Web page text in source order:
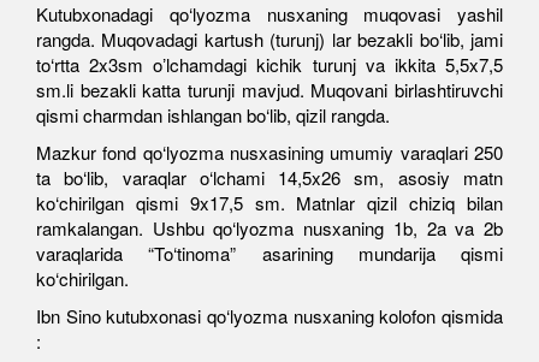
Kutubxonadagi qo‘lyozma nusxaning muqovasi yashil
rangda. Muqovadagi kartush (turunj) lar bezakli bo‘lib, jami
to‘rtta 2x3sm oʼlchamdagi kichik turunj va ikkita 5,5x7,5
sm.li bezakli katta turunji mavjud. Muqovani birlashtiruvchi
qismi charmdan ishlangan bo‘lib, qizil rangda.
Mazkur fond qo‘lyozma nusxasining umumiy varaqlari 250
ta bo‘lib, varaqlar o‘lchami 14,5x26 sm, asosiy matn
ko‘chirilgan qismi 9x17,5 sm. Matnlar qizil chiziq bilan
ramkalangan. Ushbu qo‘lyozma nusxaning 1b, 2a va 2b
varaqlarida “To‘tinoma” asarining mundarija qismi
ko‘chirilgan.
Ibn Sino kutubxonasi qo‘lyozma nusxaning kolofon qismida
: